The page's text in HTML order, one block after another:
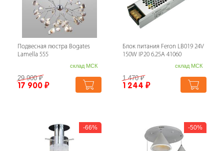
Подвесная люстра Bogates
Lamella 555
склад МСК
29 900₽
17 900 ₽
Блок питания Feron LB019 24V
150W IP20 6.25A 41060
склад МСК
1 470₽
1 244 ₽
66% 50%